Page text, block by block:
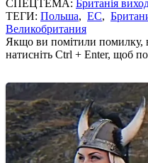
СПЕЦТЕМА: Британія
ТЕГИ: Польша, ЕС,
Великобритания
Якщо ви помітили помилку,
натисніть Ctrl + Enter, щоб